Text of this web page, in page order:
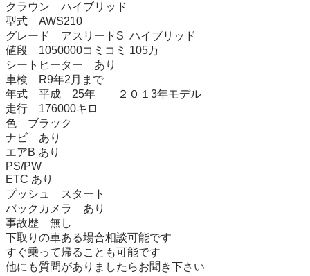
クラウン　ハイブリッド
型式　AWS210
グレード　アスリートS  ハイブリッド
値段　1050000コミコミ 105万
シートヒーター　あり
車検　R9年2月まで
年式　平成　25年　　２０１3年モデル
走行　176000キロ
色　ブラック
ナビ　あり
エアB あり
PS/PW
ETC あり
プッシュ　スタート
バックカメラ　あり
事故歴　無し
下取りの車ある場合相談可能です
すぐ乗って帰ることも可能です
他にも質問がありましたらお聞き下さい